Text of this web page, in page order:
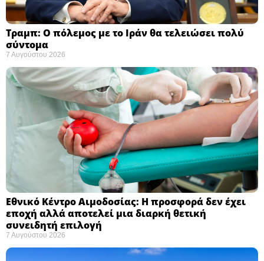
Τραμπ: Ο πόλεμος με το Ιράν θα τελειώσει πολύ
σύντομα ​
7 Αυγούστου 2026
Εθνικό Κέντρο Αιμοδοσίας: H προσφορά δεν έχει
εποχή αλλά αποτελεί μια διαρκή θετική
συνειδητή επιλογή ​
7 Αυγούστου 2026